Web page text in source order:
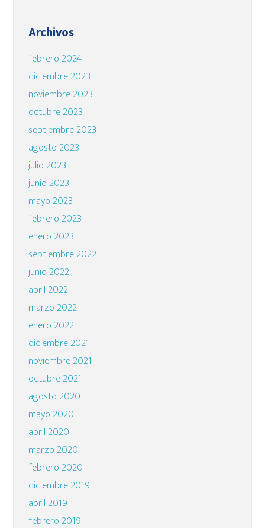
Archivos
febrero 2024
diciembre 2023
noviembre 2023
octubre 2023
septiembre 2023
agosto 2023
julio 2023
junio 2023
mayo 2023
febrero 2023
enero 2023
septiembre 2022
junio 2022
abril 2022
marzo 2022
enero 2022
diciembre 2021
noviembre 2021
octubre 2021
agosto 2020
mayo 2020
abril 2020
marzo 2020
febrero 2020
diciembre 2019
abril 2019
febrero 2019